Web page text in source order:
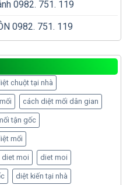
0982. 751. 119
0982. 751. 119
chuột tại nhà
cách diệt mối dân gian
tận gốc
mối
diet moi diet moi
diệt kiến tại nhà